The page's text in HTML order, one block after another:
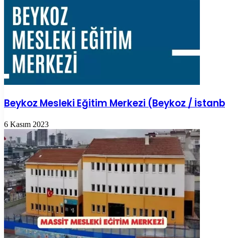
Beykoz Mesleki Eğitim Merkezi (Beykoz /
6 Kasım 2023